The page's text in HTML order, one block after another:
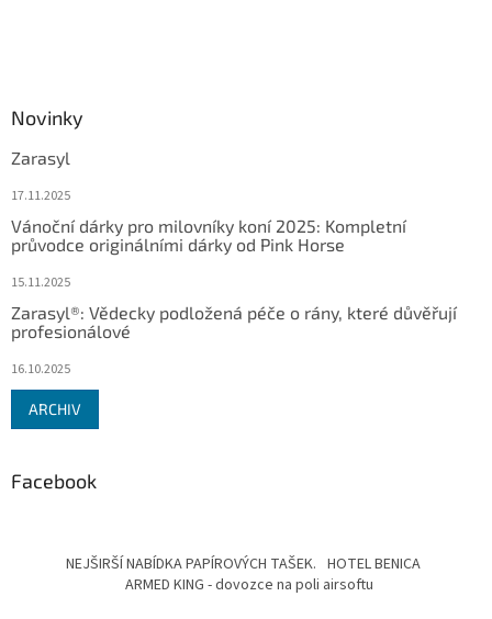
Novinky
Zarasyl
17.11.2025
Vánoční dárky pro milovníky koní 2025: Kompletní
průvodce originálními dárky od Pink Horse
15.11.2025
Zarasyl®: Vědecky podložená péče o rány, které důvěřují
profesionálové
16.10.2025
ARCHIV
Facebook
NEJŠIRŠÍ NABÍDKA PAPÍROVÝCH TAŠEK. HOTEL BENICA
ARMED KING - dovozce na poli airsoftu